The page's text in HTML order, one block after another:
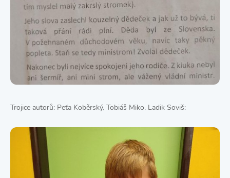
Trojice autorů: Peťa Koběrský, Tobiáš Miko, Ladik Soviš: